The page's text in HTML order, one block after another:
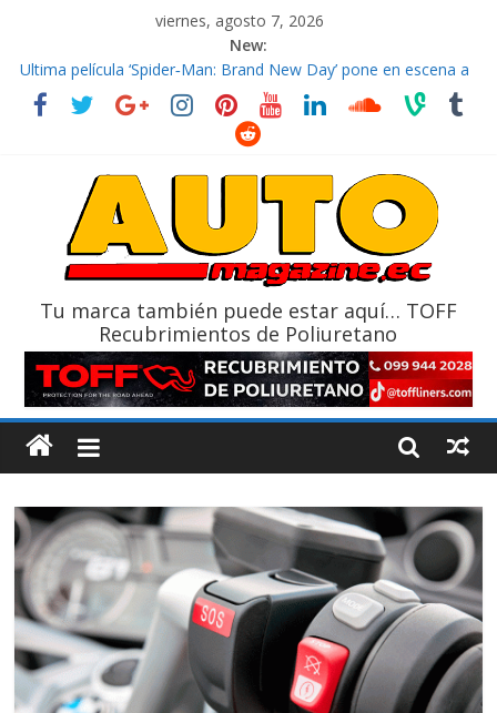
viernes, agosto 7, 2026
New:
El costo de tener un vehículo gana protagonismo a la hora de
decidir
Ultima película ‘Spider‑Man: Brand New Day’ pone en escena a
La Vuelta al Ecuador 2026, edición 47ª, recorre 7 provincias en 8
La FEDAK recibe 12 Sinotruk Bolden para cubrir las rutas de La
Tu marca también puede estar aquí… TOFF
Recubrimientos de Poliuretano